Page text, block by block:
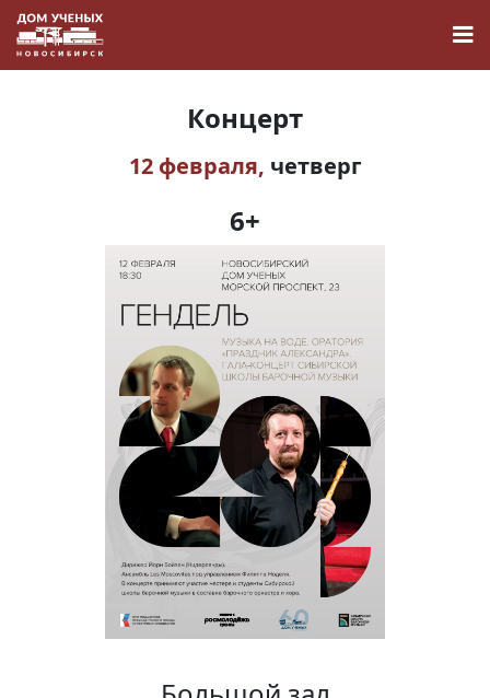
Наука
О Доме учёных
Виртуальный тур
Контакты
Вакансии
Концерт
12 февраля, четверг
6+